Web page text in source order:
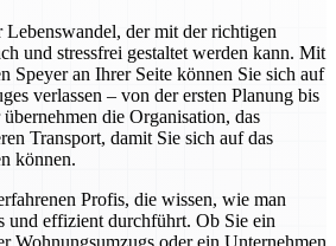
der mit der richtigen
und stressfrei gestaltet werden kann. Mit
Speyer an Ihrer Seite können Sie sich auf
verlassen – von der ersten Planung bis
die Organisation, das
Transport, damit Sie sich auf das
können.
Profis, die wissen, wie man
und effizient durchführt. Ob Sie ein